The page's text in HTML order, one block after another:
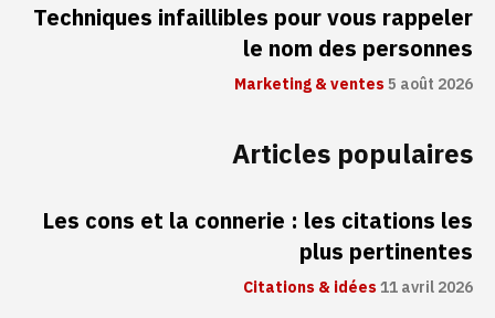
Techniques infaillibles pour vous rappeler
le nom des personnes
Marketing & ventes5 août 2026
Articles populaires
Les cons et la connerie : les citations les
plus pertinentes
Citations & idées11 avril 2026